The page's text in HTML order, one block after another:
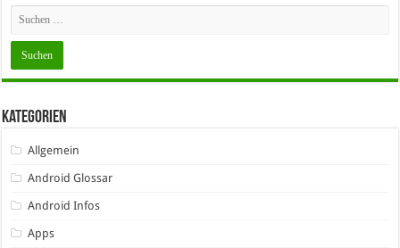
Kategorien
Allgemein
Android Glossar
Android Infos
Apps